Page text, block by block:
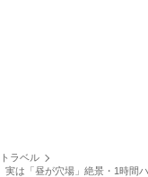
トラベル
実は「昼が穴場」絶景・1時間